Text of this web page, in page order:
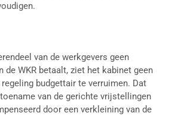
van de werkgevers geen
de WKR betaalt, ziet het kabinet geen
budgettair te verruimen. Dat
van de gerichte vrijstellingen
door een verkleining van de